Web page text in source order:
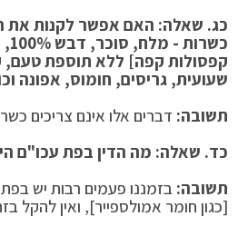
כג. שאלה: האם אפשר לקנות את
קפסולות קפה] ללא תוספת טעם,
שעועית, גריסים, חומוס, אפונה
תשובה: דברים אלו אינם צריכים
כד. שאלה: מה הדין בפת עכו"ם
תשובה: בזמננו פעמים רבות יש
[כגון חומר אמולספייר], ואין להקל